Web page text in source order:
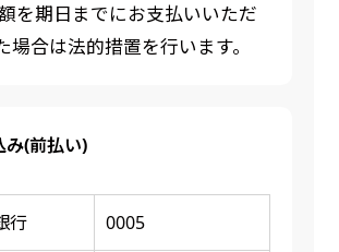
を期日までにお支払いいただ
場合は法的措置を行います。
み(前払い)
行 0005